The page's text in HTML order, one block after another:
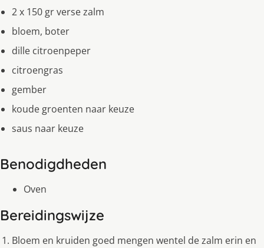
2 x 150 gr verse zalm
bloem, boter
dille citroenpeper
citroengras
gember
koude groenten naar keuze
saus naar keuze
Benodigdheden
Oven
Bereidingswijze
Bloem en kruiden goed mengen wentel de zalm erin en